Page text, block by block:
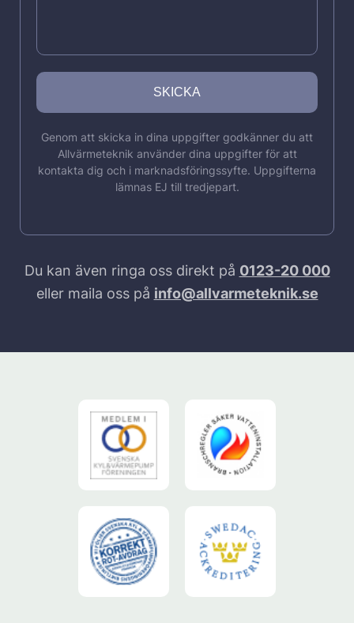
Genom att skicka in dina uppgifter godkänner du att
Allvärmeteknik använder dina uppgifter för att
kontakta dig och i marknadsföringssyfte. Uppgifterna
lämnas EJ till tredjepart.
Du kan även ringa oss direkt på 0123-20 000
eller maila oss på info@allvarmeteknik.se